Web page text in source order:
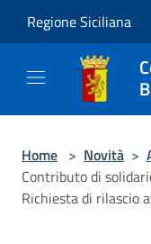
Regione Siciliana
Home > Novità >
Contributo di
Richiesta di rilascio